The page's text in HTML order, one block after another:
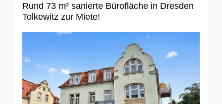
Rund 73 m² sanierte Bürofläche in Dresden
Tolkewitz zur Miete!